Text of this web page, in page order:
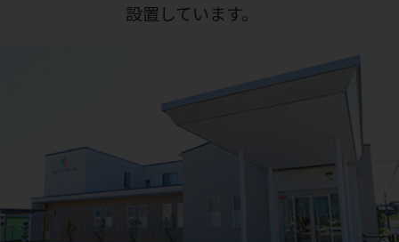
設置しています。